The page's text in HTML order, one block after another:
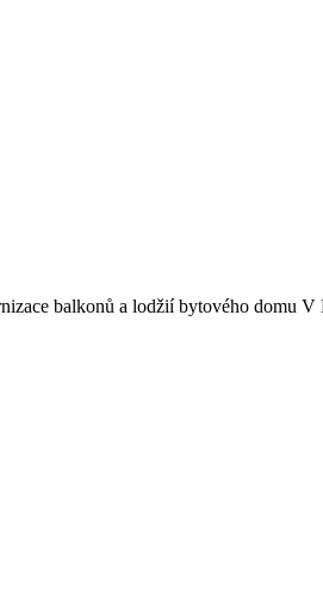
balkonů a lodžií bytového domu V